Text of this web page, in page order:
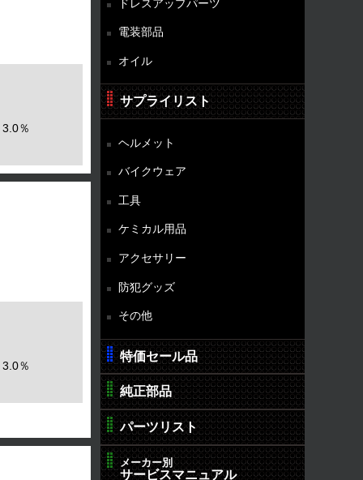
％
％
ドレスアップパーツ
電装部品
オイル
サプライリスト
ヘルメット
バイクウェア
工具
ケミカル用品
アクセサリー
防犯グッズ
その他
特価セール品
純正部品
パーツリスト
メーカー別
サービスマニュアル